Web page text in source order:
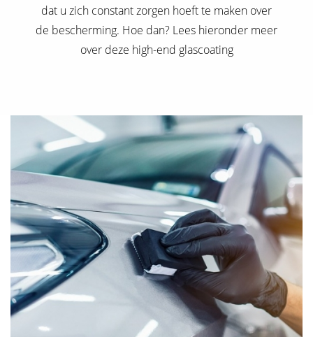
dat u zich constant zorgen hoeft te maken over
de bescherming. Hoe dan? Lees hieronder meer
over deze high-end glascoating